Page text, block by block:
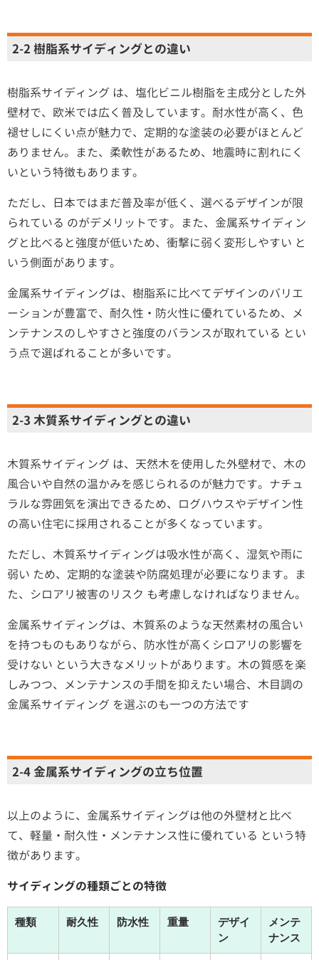
2-2 樹脂系サイディングとの違い
樹脂系サイディング は、塩化ビニル樹脂を主成分とした外
壁材で、欧米では広く普及しています。耐水性が高く、色
褪せしにくい点が魅力で、定期的な塗装の必要がほとんど
ありません。また、柔軟性があるため、地震時に割れにく
いという特徴もあります。
ただし、日本ではまだ普及率が低く、選べるデザインが限
られている のがデメリットです。また、金属系サイディン
グと比べると強度が低いため、衝撃に弱く変形しやすい と
いう側面があります。
金属系サイディングは、樹脂系に比べてデザインのバリエ
ーションが豊富で、耐久性・防火性に優れているため、メ
ンテナンスのしやすさと強度のバランスが取れている とい
う点で選ばれることが多いです。
2-3 木質系サイディングとの違い
木質系サイディング は、天然木を使用した外壁材で、木の
風合いや自然の温かみを感じられるのが魅力です。ナチュ
ラルな雰囲気を演出できるため、ログハウスやデザイン性
の高い住宅に採用されることが多くなっています。
ただし、木質系サイディングは吸水性が高く、湿気や雨に
弱い ため、定期的な塗装や防腐処理が必要になります。ま
た、シロアリ被害のリスク も考慮しなければなりません。
金属系サイディングは、木質系のような天然素材の風合い
を持つものもありながら、防水性が高くシロアリの影響を
受けない という大きなメリットがあります。木の質感を楽
しみつつ、メンテナンスの手間を抑えたい場合、木目調の
金属系サイディング を選ぶのも一つの方法です
2-4 金属系サイディングの立ち位置
以上のように、金属系サイディングは他の外壁材と比べ
て、軽量・耐久性・メンテナンス性に優れている という特
徴があります。
サイディングの種類ごとの特徴
種類 耐久性 防水性 重量
デザイ
ン
メンテ
ナンス